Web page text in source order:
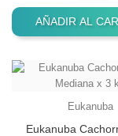
AÑADIR AL
Eukanuba
Eukanuba